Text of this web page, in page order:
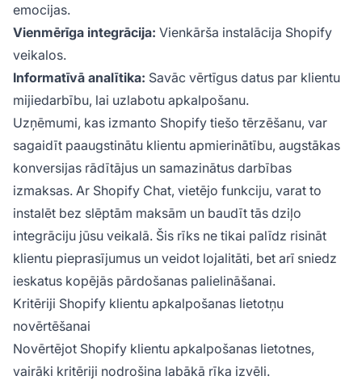
emocijas.
Vienmērīga integrācija: Vienkārša instalācija Shopify
veikalos.
Informatīvā analītika: Savāc vērtīgus datus par klientu
mijiedarbību, lai uzlabotu apkalpošanu.
Uzņēmumi, kas izmanto Shopify tiešo tērzēšanu, var
sagaidīt paaugstinātu klientu apmierinātību, augstākas
konversijas rādītājus un samazinātus darbības
izmaksas. Ar Shopify Chat, vietējo funkciju, varat to
instalēt bez slēptām maksām un baudīt tās dziļo
integrāciju jūsu veikalā. Šis rīks ne tikai palīdz risināt
klientu pieprasījumus un veidot lojalitāti, bet arī sniedz
ieskatus kopējās pārdošanas palielināšanai.
Kritēriji Shopify klientu apkalpošanas lietotņu
novērtēšanai
Novērtējot Shopify klientu apkalpošanas lietotnes,
vairāki kritēriji nodrošina labākā rīka izvēli.